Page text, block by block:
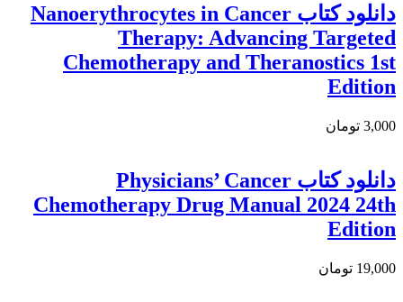
دانلود کتاب Nanoerythrocytes in Cancer
Therapy: Advancing Targeted
Chemotherapy and Theranostics 1st
Edition
3,000 تومان
دانلود کتاب Physicians’ Cancer
Chemotherapy Drug Manual 2024 24th
Edition
19,000 تومان